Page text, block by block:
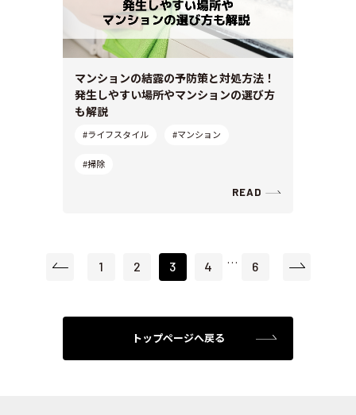
マンションの結露の予防策と対処方法！
発生しやすい場所やマンションの選び方
も解説
#ライフスタイル #マンション
#掃除
READ
1 2 3 4 … 6
トップページへ戻る